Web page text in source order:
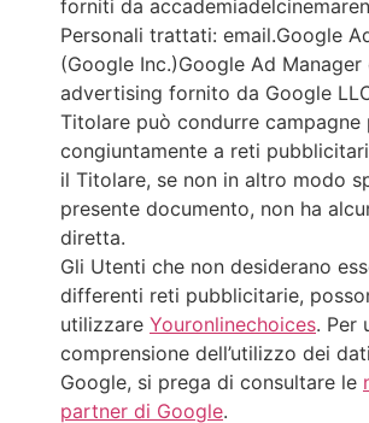
forniti da
Personali trattati: email.Google
(Google Inc.)Google Ad
advertising fornito da Google
Titolare può condurre
congiuntamente a reti
il Titolare, se non in altro modo
presente documento, non ha
diretta.
Gli Utenti che non desiderano
differenti reti pubblicitarie,
utilizzare Youronlinechoices. Per
comprensione dell’utilizzo dei
Google, si prega di consultare le
partner di Google.